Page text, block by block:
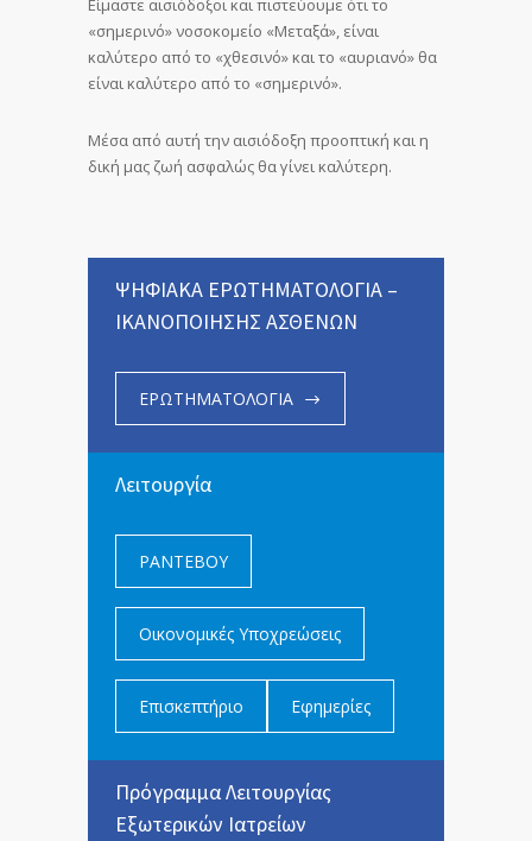
Είμαστε αισιόδοξοι και πιστεύουμε ότι το
«σημερινό» νοσοκομείο «Μεταξά», είναι
καλύτερο από το «χθεσινό» και το «αυριανό» θα
είναι καλύτερο από το «σημερινό».
Μέσα από αυτή την αισιόδοξη προοπτική και η
δική μας ζωή ασφαλώς θα γίνει καλύτερη.
ΨΗΦΙΑΚΑ ΕΡΩΤΗΜΑΤΟΛΟΓΙΑ –
ΙΚΑΝΟΠΟΙΗΣΗΣ ΑΣΘΕΝΩΝ
ΕΡΩΤΗΜΑΤΟΛΟΓΙΑ
Λειτουργία
ΡΑΝΤΕΒΟΥ
Οικονομικές Υποχρεώσεις
Επισκεπτήριο Εφημερίες
Πρόγραμμα Λειτουργίας
Εξωτερικών Ιατρείων